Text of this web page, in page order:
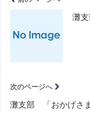
灘
次のページへ
灘支部 「おかげさ